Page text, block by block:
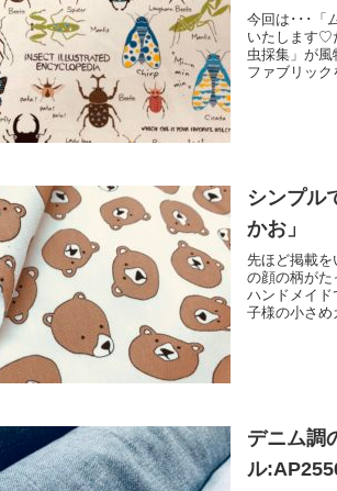
今回は･･･「
いたします♡
虫採集」が
ファブリッ
シンプル
かお」
先ほど掲載を
の顔の柄が
ハンドメイド
子様の小さ
デニム調
ル